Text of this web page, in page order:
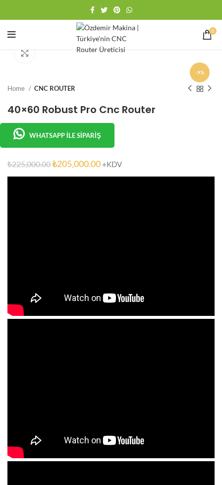
0
-9%
Büyütmek için tıklayın
Home CNC ROUTER
40×60 Robust Pro Cnc Router
WHATSAPP İLE SIPARIŞ
₺225,000.00₺205,000.00+KDV